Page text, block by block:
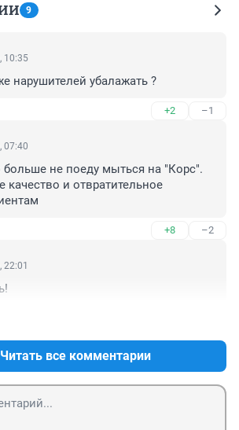
9
10:35
нарушителей убалажать ?
+2 –1
07:40
не поеду мыться на "Корс".
качество и отвратительное
+8 –2
Читать все комментарии